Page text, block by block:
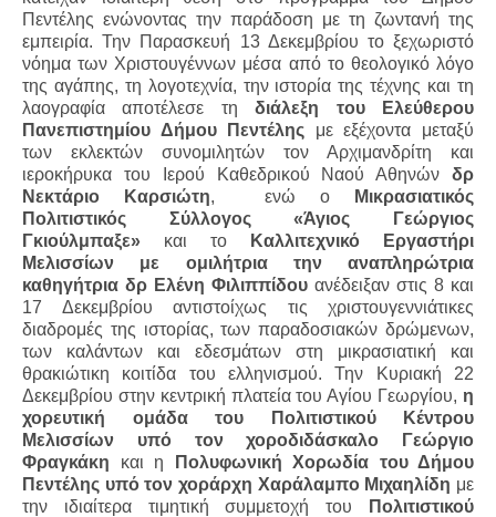
Πεντέλης ενώνοντας την παράδοση με τη ζωντανή της
εμπειρία. Την Παρασκευή 13 Δεκεμβρίου το ξεχωριστό
νόημα των Χριστουγέννων μέσα από το θεολογικό λόγο
της αγάπης, τη λογοτεχνία, την ιστορία της τέχνης και τη
λαογραφία αποτέλεσε τηδιάλεξη του Ελεύθερου
Πανεπιστημίου Δήμου Πεντέλης με εξέχοντα μεταξύ
των εκλεκτών συνομιλητών τον Αρχιμανδρίτη και
ιεροκήρυκα του Ιερού Καθεδρικού Ναού Αθηνών δρ
Νεκτάριο Καρσιώτη, ενώ ο
Μικρασιατικός
Πολιτιστικός Σύλλογος «Άγιος Γεώργιος
Γκιούλμπαξε» και το
Καλλιτεχνικό Εργαστήρι
Μελισσίων με ομιλήτρια την αναπληρώτρια
καθηγήτρια δρ Ελένη Φιλιππίδου ανέδειξαν στις 8 και
17 Δεκεμβρίου αντιστοίχως τις χριστουγεννιάτικες
διαδρομές της ιστορίας, των παραδοσιακών δρώμενων,
των καλάντων και εδεσμάτων στη μικρασιατική και
θρακιώτικη κοιτίδα του ελληνισμού. Την Κυριακή 22
Δεκεμβρίου στην κεντρική πλατεία του Αγίου Γεωργίου, η
χορευτική ομάδα του Πολιτιστικού Κέντρου
Μελισσίων υπό τον χοροδιδάσκαλο Γεώργιο
Φραγκάκη και η
Πολυφωνική Χορωδία του Δήμου
Πεντέλης υπό τον χοράρχη Χαράλαμπο Μιχαηλίδη με
την ιδιαίτερα τιμητική συμμετοχή του
Πολιτιστικού